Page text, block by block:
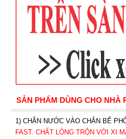
SẢN PHẨM DÙNG CHO NHÀ
1) CHẶN NƯỚC VÀO CHÂN BỂ
FAST. CHẤT LỎNG TRỘN VỚI XI